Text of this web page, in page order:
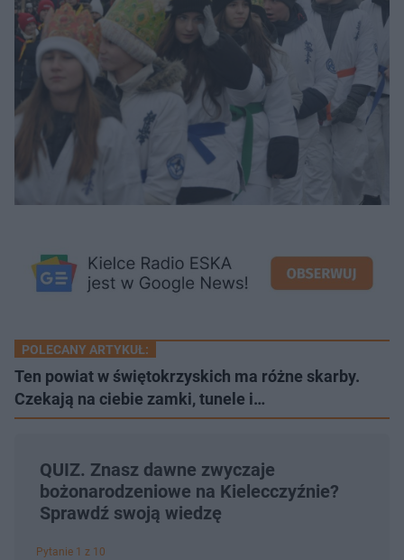
POLECANY ARTYKUŁ:
Ten powiat w świętokrzyskich ma różne skarby.
Czekają na ciebie zamki, tunele i…
QUIZ. Znasz dawne zwyczaje
bożonarodzeniowe na Kielecczyźnie?
Sprawdź swoją wiedzę
Pytanie 1 z 10